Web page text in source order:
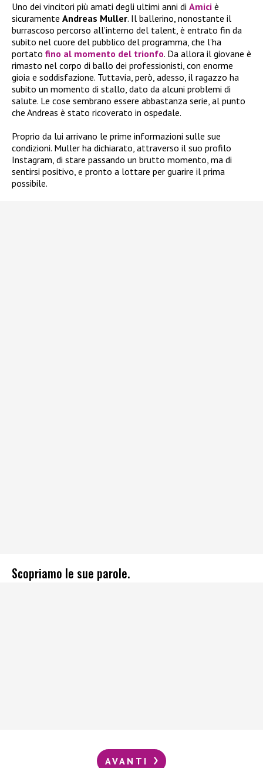
Uno dei vincitori più amati degli ultimi anni di Amici è
sicuramente Andreas Muller. Il ballerino, nonostante il
burrascoso percorso all’interno del talent, è entrato fin da
subito nel cuore del pubblico del programma, che l’ha
portato fino al momento del trionfo. Da allora il giovane è
rimasto nel corpo di ballo dei professionisti, con enorme
gioia e soddisfazione. Tuttavia, però, adesso, il ragazzo ha
subito un momento di stallo, dato da alcuni problemi di
salute. Le cose sembrano essere abbastanza serie, al punto
che Andreas è stato ricoverato in ospedale.
Proprio da lui arrivano le prime informazioni sulle sue
condizioni. Muller ha dichiarato, attraverso il suo profilo
Instagram, di stare passando un brutto momento, ma di
sentirsi positivo, e pronto a lottare per guarire il prima
possibile.
Scopriamo le sue parole.
AVANTI